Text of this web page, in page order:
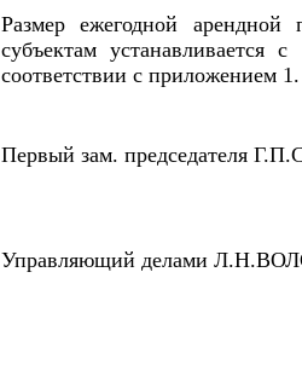
Размер ежегодной арендной
субъектам устанавливается
соответствии с приложением 1.
Первый зам. председателя
Управляющий делами